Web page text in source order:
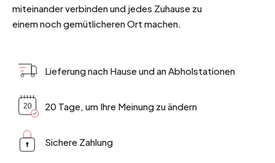
miteinander verbinden und jedes Zuhause zu
einem noch gemütlicheren Ort machen.
Lieferung nach Hause und an Abholstationen
20 Tage, um Ihre Meinung zu ändern
Sichere Zahlung